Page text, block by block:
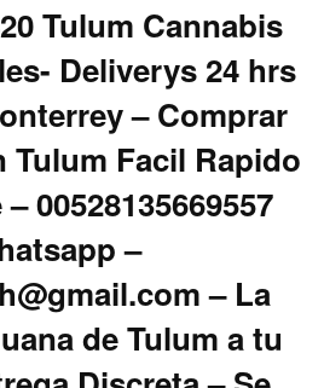
Tulum Cannabis
Deliverys 24 hrs
– Comprar
Tulum Facil Rapido
00528135669557
–
– La
de Tulum a tu